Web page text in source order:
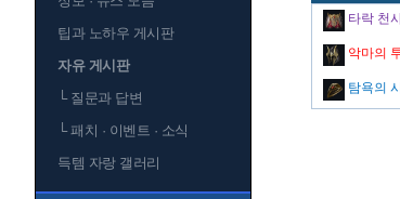
팁과 노하우 게시판
자유 게시판
└질문과 답변
└패치 · 이벤트 · 소식
득템 자랑 갤러리
타락 천
악마의
탐욕의